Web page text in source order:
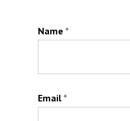
Name *
Email *